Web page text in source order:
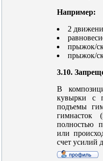
Например:
2
прыжок/
прыжок/
3.10.
В
кувырки с
подъемы
гимнасток
полностью
или
счет усилий